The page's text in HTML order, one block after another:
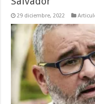
29 diciembre, 2022